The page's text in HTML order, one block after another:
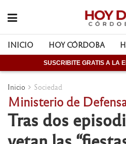
INICIO HOY CÓRDOBA
SUSCRIBITE GRATIS A LA
Inicio Sociedad
Ministerio de
Tras dos